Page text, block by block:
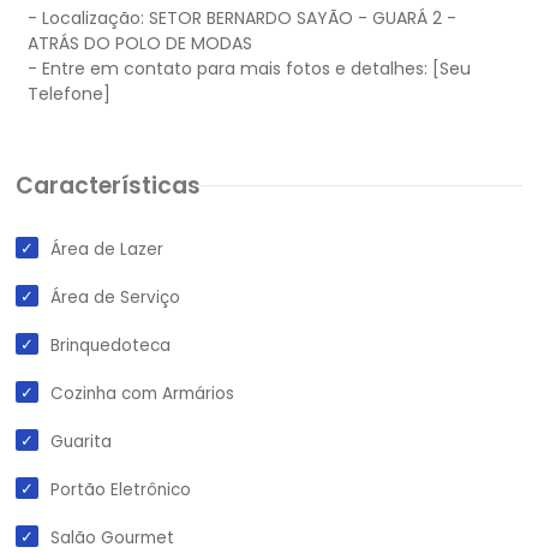
- Localização: SETOR BERNARDO SAYÃO - GUARÁ 2 -
ATRÁS DO POLO DE MODAS
- Entre em contato para mais fotos e detalhes: [Seu
Características
Área de Lazer
Área de Serviço
Brinquedoteca
Cozinha com Armários
Guarita
Portão Eletrônico
Salão Gourmet